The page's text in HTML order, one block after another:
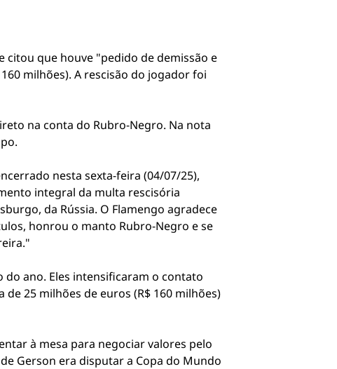
citou que houve "pedido de demissão e
milhões). A rescisão do jogador foi
na conta do Rubro-Negro. Na nota
nesta sexta-feira (04/07/25),
integral da multa rescisória
da Rússia. O Flamengo agradece
honrou o manto Rubro-Negro e se
ano. Eles intensificaram o contato
25 milhões de euros (R$ 160 milhões)
à mesa para negociar valores pelo
Gerson era disputar a Copa do Mundo